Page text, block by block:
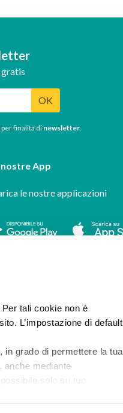
tali cookie non è
L’impostazione di default
grado di permettere la tua
anche mediante
solo su tuo
gratis
OK
finalità dinewsletter
nostre App
le nostre applicazioni